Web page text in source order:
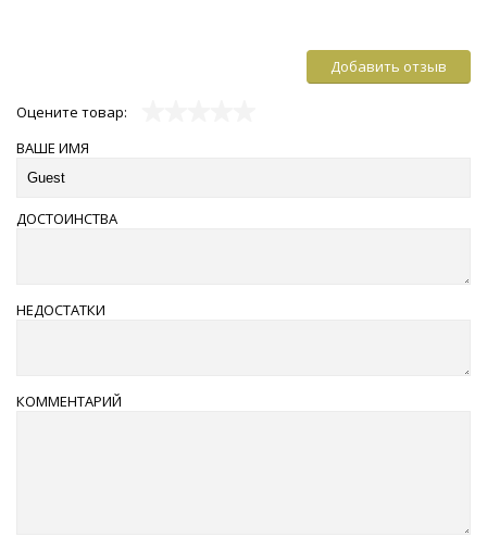
Добавить отзыв
Оцените товар:
ВАШЕ ИМЯ
ДОСТОИНСТВА
НЕДОСТАТКИ
КОММЕНТАРИЙ